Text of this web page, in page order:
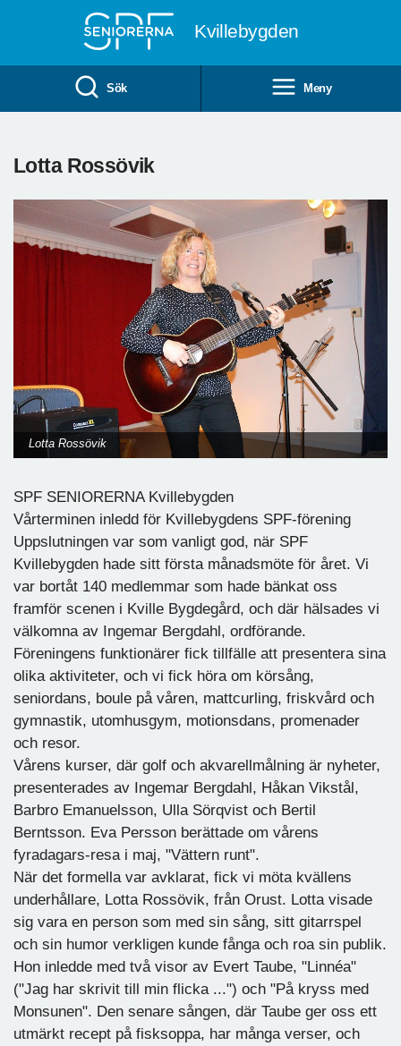
Kvillebygden
Sök Meny
Lotta Rossövik
Lotta Rossövik
SPF SENIORERNA Kvillebygden
Vårterminen inledd för Kvillebygdens SPF-förening
Uppslutningen var som vanligt god, när SPF
Kvillebygden hade sitt första månadsmöte för året. Vi
var bortåt 140 medlemmar som hade bänkat oss
framför scenen i Kville Bygdegård, och där hälsades vi
välkomna av Ingemar Bergdahl, ordförande.
Föreningens funktionärer fick tillfälle att presentera sina
olika aktiviteter, och vi fick höra om körsång,
seniordans, boule på våren, mattcurling, friskvård och
gymnastik, utomhusgym, motionsdans, promenader
och resor.
Vårens kurser, där golf och akvarellmålning är nyheter,
presenterades av Ingemar Bergdahl, Håkan Vikstål,
Barbro Emanuelsson, Ulla Sörqvist och Bertil
Berntsson. Eva Persson berättade om vårens
fyradagars-resa i maj, "Vättern runt".
När det formella var avklarat, fick vi möta kvällens
underhållare, Lotta Rossövik, från Orust. Lotta visade
sig vara en person som med sin sång, sitt gitarrspel
och sin humor verkligen kunde fånga och roa sin publik.
Hon inledde med två visor av Evert Taube, "Linnéa"
("Jag har skrivit till min flicka ...") och "På kryss med
Monsunen". Den senare sången, där Taube ger oss ett
utmärkt recept på fisksoppa, har många verser, och